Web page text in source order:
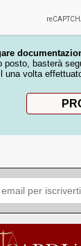
basterà
una volta